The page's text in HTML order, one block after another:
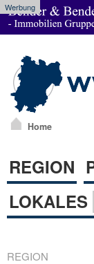
Werbung
Home
REGION
LOKALES
REGION